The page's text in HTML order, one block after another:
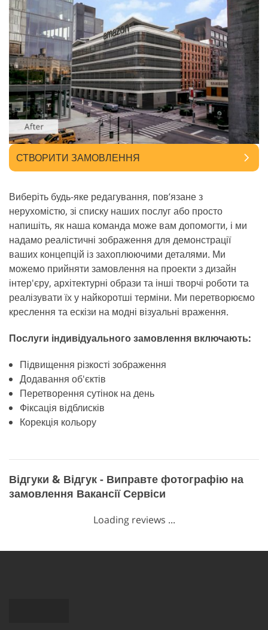
СТВОРИТИ ЗАМОВЛЕННЯ
Виберіть будь-яке редагування, пов’язане з
нерухомістю, зі списку наших послуг або просто
напишіть, як наша команда може вам допомогти, і ми
надамо реалістичні зображення для демонстрації
ваших концепцій із захоплюючими деталями. Ми
можемо прийняти замовлення на проекти з дизайн
інтер'єру, архітектурні образи та інші творчі роботи та
реалізувати їх у найкоротші терміни. Ми перетворюємо
креслення та ескізи на модні візуальні враження.
Послуги індивідуального замовлення включають:
Підвищення різкості зображення
Додавання об'єктів
Перетворення сутінок на день
Фіксація відблисків
Корекція кольору
Відгуки & Відгук - Виправте фотографію на
замовлення Вакансії Сервіси
Loading reviews ...